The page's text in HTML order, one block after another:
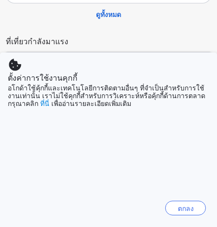
ใจกลางเมืองเชียงราย: ที่พักที่ตั้งอยู่ใกล้กับทุกสิ่งที่คุณต้องการ
สามารถเข้าถึงทุกสิ่งที่คุณต้องการได้อย่างง่ายดาย โรงแรมตั้งอยู่
ใกล้กับแหล่งช้อปปิ้งยอดนิยมเช่น ถนนวชิรพยาบาล ซึ่งเป็นที่ตั้ง
ในราคาที่เหมาะสม
นอกจากนี้ คุณยังสามารถเดินทางไปยังสถานที่ท่องเที่ยวสำคัญ
อื่นๆ ได้อย่างง่ายดาย เช่น วัดพระธาตุดอยคำ ที่เป็นวัดสำคัญแห่ง
หนึ่งของเชียงราย ซึ่งตั้งอยู่ห่างจากโรงแรมเพียง 5 กิโลเมตร
เท่านั้น
เชียงรายหรือสนามบินที่ใกล้เคียงได้อย่างสะดวกสบาย มีหลายทาง
เลือกให้คุณเลือกใช้ ขึ้นอยู่กับสะดวกสบายและงบประมาณของ
ดูทั้งหมด
ที่เที่ยวกำลังมาแรง
ฮานอย
เวียดนาม
ตั้งค่าการใช้งานคุกกี้
อโกด้าใช้คุ้กกี้และเทคโนโลยีการติดตามอื่นๆ ที่จำเป็นสำหรับการใช้
งานเท่านั้น เราไม่ใช้คุกกี้สำหรับการวิเคราะห์หรือคุ้กกี้ด้านการตลาด
กรุณาคลิก ที่นี่ เพื่ออ่านรายละเอียดเพิ่มเติม
ตกลง